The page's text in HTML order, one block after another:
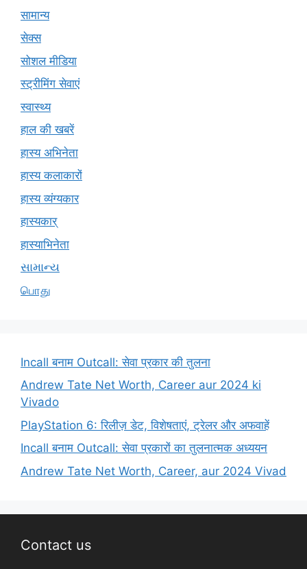
सामान्य
सेक्स
सोशल मीडिया
स्ट्रीमिंग सेवाएं
स्वास्थ्य
हाल की खबरें
हास्य अभिनेता
हास्य कलाकारों
हास्य व्यंग्यकार
हास्यकार्
हास्याभिनेता
સામાન્ય
பொது
Incall बनाम Outcall: सेवा प्रकार की तुलना
Andrew Tate Net Worth, Career aur 2024 ki
Vivado
PlayStation 6: रिलीज़ डेट, विशेषताएं, ट्रेलर और अफवाहें
Incall बनाम Outcall: सेवा प्रकारों का तुलनात्मक अध्ययन
Andrew Tate Net Worth, Career, aur 2024 Vivad
Contact us